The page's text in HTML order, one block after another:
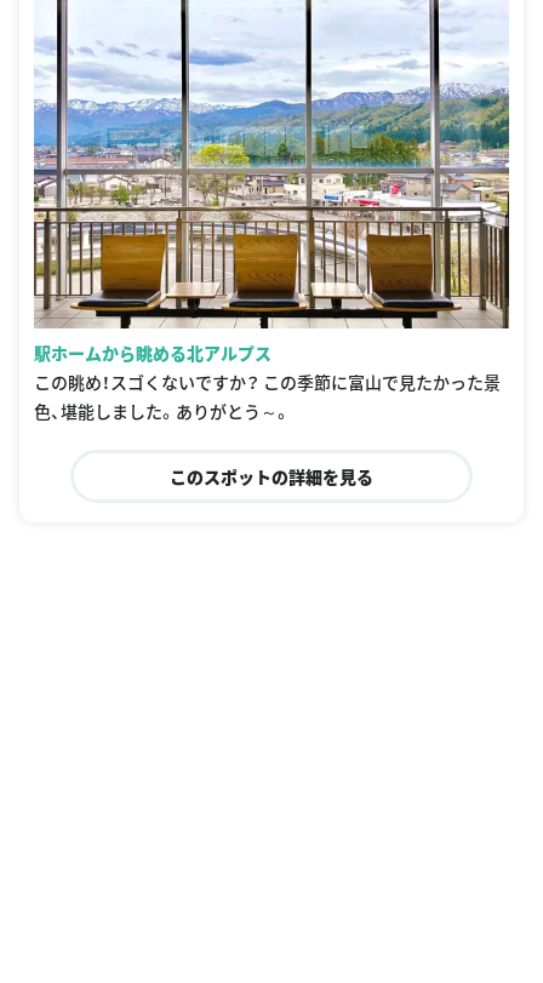
駅ホームから眺める北アルプス
この眺め！スゴくないですか？ この季節に富山で見たかった景
色、堪能しました。ありがとう～。
このスポットの詳細を見る